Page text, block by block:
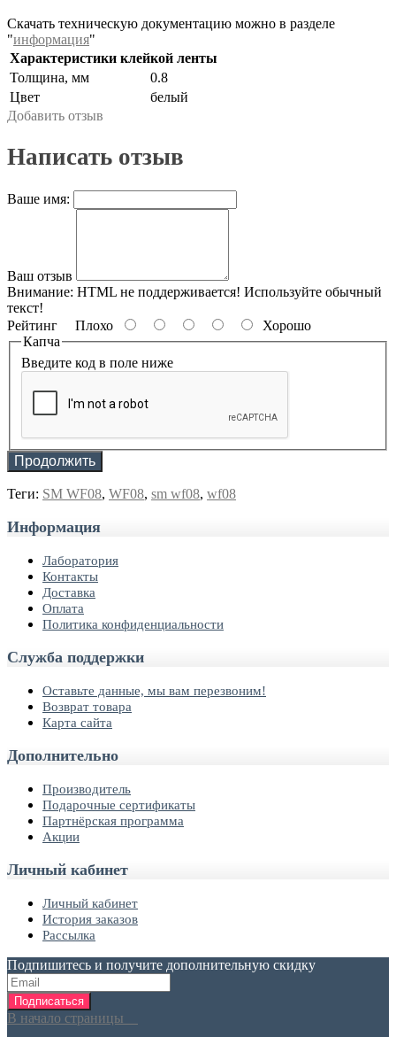
Скачать техническую документацию можно в разделе
"информация"
Характеристики клейкой ленты
Толщина, мм
0.8
Цвет
белый
Добавить отзыв
Написать отзыв
Ваше имя:
Ваш отзыв
Внимание: HTML не поддерживается! Используйте обычный
текст!
Рейтинг Плохо
Хорошо
Капча
Введите код в поле ниже
Продолжить
Теги: SM WF08, WF08, sm wf08, wf08
Информация
Лаборатория
Контакты
Доставка
Оплата
Политика конфиденциальности
Служба поддержки
Оставьте данные, мы вам перезвоним!
Возврат товара
Карта сайта
Дополнительно
Производитель
Подарочные сертификаты
Партнёрская программа
Акции
Личный кабинет
Личный кабинет
История заказов
Рассылка
Подпишитесь и получите дополнительную скидку
Подписаться
В начало страницы